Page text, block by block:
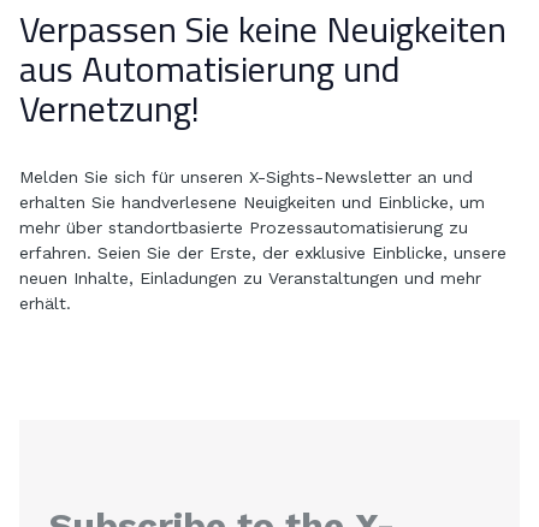
Verpassen Sie keine Neuigkeiten
aus Automatisierung und
Vernetzung!
Melden Sie sich für unseren X-Sights-Newsletter an und
erhalten Sie handverlesene Neuigkeiten und Einblicke, um
mehr über standortbasierte Prozessautomatisierung zu
erfahren. Seien Sie der Erste, der exklusive Einblicke, unsere
neuen Inhalte, Einladungen zu Veranstaltungen und mehr
erhält.